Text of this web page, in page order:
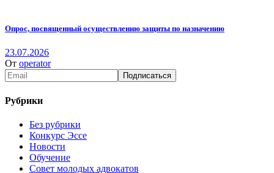
Опрос, посвященный осуществлению защиты по назначению
23.07.2026
От operator
Рубрики
Без рубрики
Конкурс Эссе
Новости
Обучение
Совет молодых адвокатов